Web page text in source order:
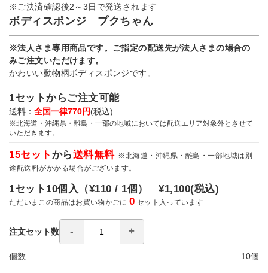
※ご決済確認後2～3日で発送されます
ボディスポンジ プクちゃん
※法人さま専用商品です。ご指定の配送先が法人さまの場合の
みご注文いただけます。
かわいい動物柄ボディスポンジです。
1セットからご注文可能
送料： 全国一律770円(税込)
※北海道・沖縄県・離島・一部の地域においては配送エリア対象外とさせて
いただきます。
15セット から送料無料 ※北海道・沖縄県・離島・一部地域は別
途配送料がかかる場合がございます。
1セット10個入（¥110 / 1個）¥1,100(税込)
ただいまこの商品はお買い物かごに0 セット入っています
注文セット数
個数 10個